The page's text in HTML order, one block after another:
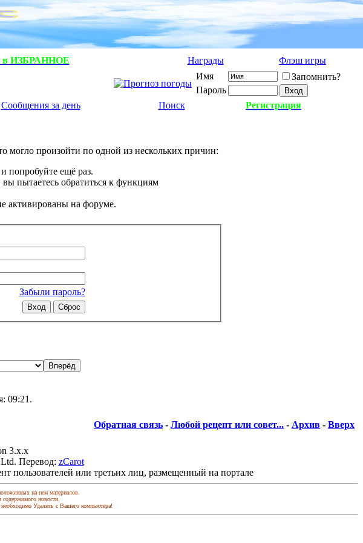
в ИЗБРАННОЕ Награды
Флэш игры
Имя
Запомнить?
Пароль
Сообщения за день Поиск Регистрация
могло произойти по одной из нескольких причин:
попробуйте ещё раз.
пытаетесь обратиться к функциям
активированы на форуме.
Забыли пароль?
09:21 .
Обратная связь - Любой рецепт или совет... - Архив - Вверх
3.x.x
Перевод: zCarot
пользователей или третьих лиц, размещенный на портале
на нем материалов.
новости.
необходимо Удалить с Вашего компьютера!